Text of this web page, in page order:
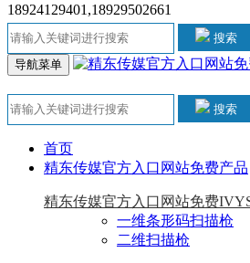
18924129401,18929502661
搜索
导航菜单
搜索
首页
精东传媒官方入口网站免费产品
精东传媒官方入口网站免费
一维条形码扫描枪
二维扫描枪